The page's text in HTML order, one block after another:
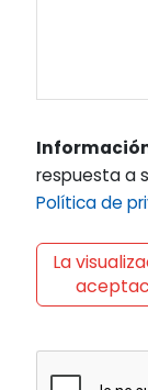
respuesta a
Política de
La